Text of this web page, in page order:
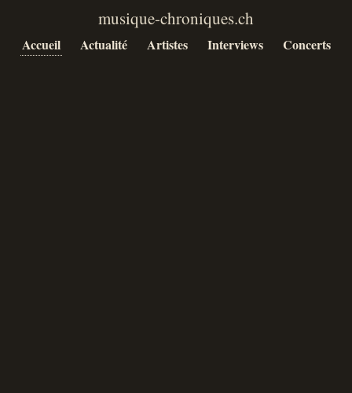
Accueil Actualité Artistes Interviews Concerts